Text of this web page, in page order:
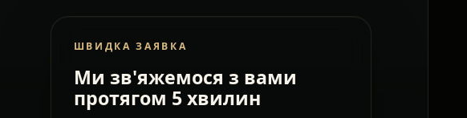
ШВИДКА ЗАЯВКА
Ми зв'яжемося з вами
протягом 5 хвилин